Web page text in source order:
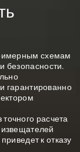
схемам
безопасности.
гарантированно
точного расчета
к отказу